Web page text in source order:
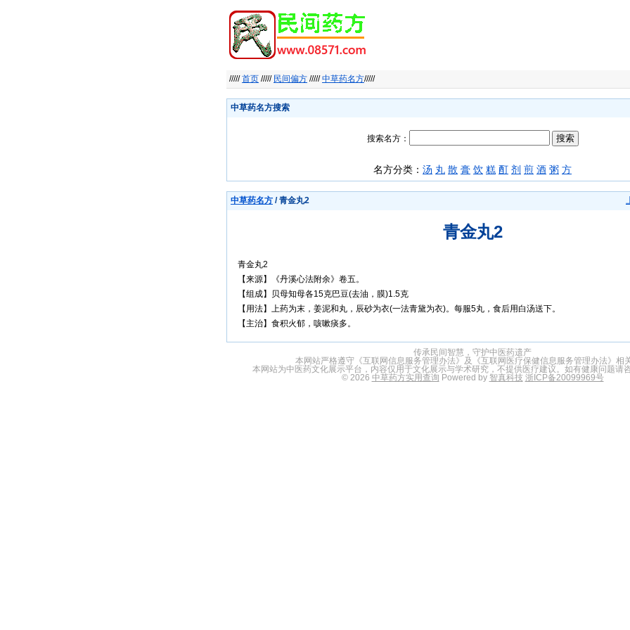
/////首页 ///// 民间偏方 /////中草药名方/////
中草药名方搜索
搜索名方：
名方分类： 汤 丸 散 膏 饮 糕 酊 剂 煎 酒 粥 方
中草药名方 / 青金丸2
青金丸2
青金丸2
【来源】《丹溪心法附余》卷五。
【组成】贝母知母各15克巴豆(去油，膜)1.5克
【用法】上药为末，姜泥和丸，辰砂为衣(一法青黛为衣)。每服5丸，食后用白汤送下。
【主治】食积火郁，咳嗽痰多。
传承民间智慧，守护中医药遗产
本网站严格遵守《互联网信息服务管理办法》及《互联网医疗保健信息服务管理办法》相
本网站为中医药文化展示平台，内容仅用于文化展示与学术研究，不提供医疗建议。如有健康问题请
© 2026 中草药方实用查询 Powered by 智真科技 浙ICP备20099969号